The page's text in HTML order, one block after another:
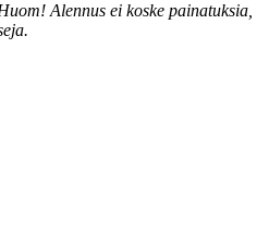
Alennus ei koske painatuksia,